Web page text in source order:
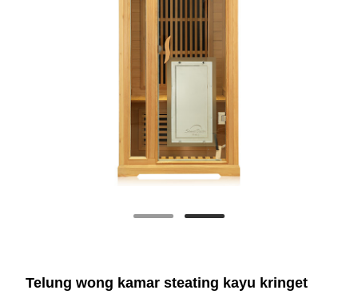
Telung wong kamar steating kayu kringet